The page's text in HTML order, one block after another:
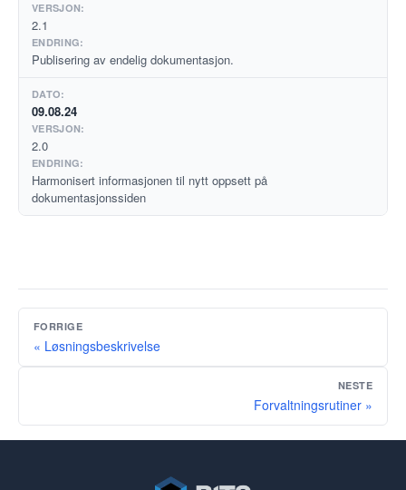
2.1
Publisering av endelig dokumentasjon.
09.08.24
2.0
Harmonisert informasjonen til nytt oppsett på
dokumentasjonssiden
FORRIGE
« Løsningsbeskrivelse
NESTE
Forvaltningsrutiner »